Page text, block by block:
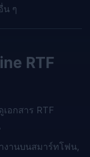
น ๆ
RTF
อกสาร RTF
านบนสมาร์ทโฟน,